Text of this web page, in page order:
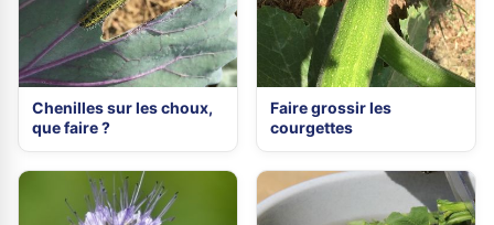
Chenilles sur les choux,
que faire ?
Faire grossir les
courgettes